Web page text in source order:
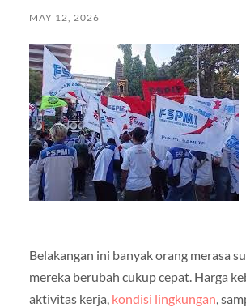
MAY 12, 2026
Belakangan ini banyak orang merasa
mereka berubah cukup cepat. Harga
aktivitas kerja, kondisi lingkungan ,